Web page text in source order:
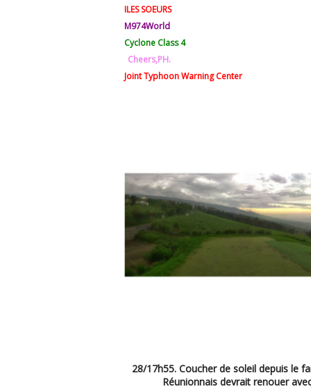
ILES SOEURS
M974World
Cyclone Class 4
Cheers,PH.
Joint Typhoon Warning Center
28/17h55. Coucher de soleil depuis le
Réunionnais devrait renouer